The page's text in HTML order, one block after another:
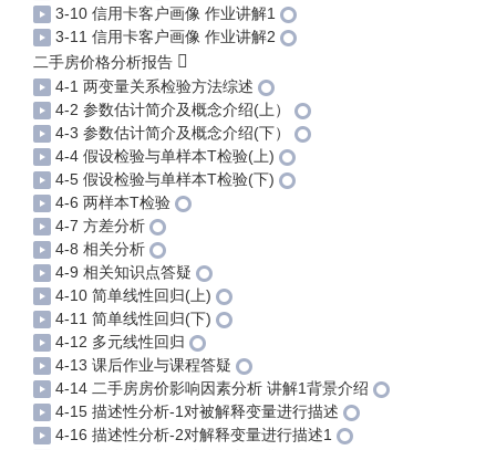
3-10 信用卡客户画像 作业讲解1
3-11 信用卡客户画像 作业讲解2
二手房价格分析报告
4-1 两变量关系检验方法综述
4-2 参数估计简介及概念介绍(上）
4-3 参数估计简介及概念介绍(下）
4-4 假设检验与单样本T检验(上)
4-5 假设检验与单样本T检验(下)
4-6 两样本T检验
4-7 方差分析
4-8 相关分析
4-9 相关知识点答疑
4-10 简单线性回归(上)
4-11 简单线性回归(下)
4-12 多元线性回归
4-13 课后作业与课程答疑
4-14 二手房房价影响因素分析 讲解1背景介绍
4-15 描述性分析-1对被解释变量进行描述
4-16 描述性分析-2对解释变量进行描述1